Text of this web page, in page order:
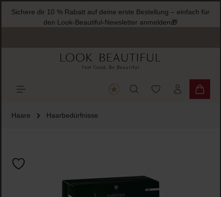
springen
Sichere dir 10 % Rabatt auf deine erste Bestellung – einfach für
den Look-Beautiful-Newsletter anmelden🎁
Du hast 0
Haare Haarbedürfnisse